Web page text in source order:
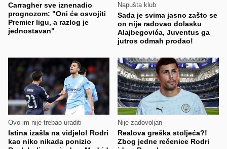
Carragher sve iznenadio
prognozom: "Oni će osvojiti
Premier ligu, a razlog je
jednostavan"
Napušta klub
Sada je svima jasno zašto se
on nije radovao dolasku
Alajbegovića, Juventus ga
jutros odmah prodao!
Ovo im nije trebao uraditi
Istina izašla na vidjelo! Rodri
kao niko nikada ponizio
Nije zadovoljan
Realova greška stoljeća?!
Zbog jedne rečenice Rodri